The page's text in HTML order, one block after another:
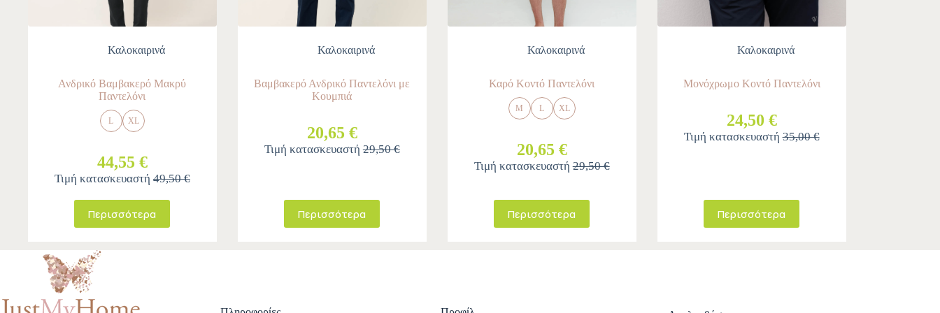
Καλοκαιρινά
Ανδρικό Βαμβακερό Μακρύ
Παντελόνι
L XL
44,55 €
Τιμή κατασκευαστή 49,50 €
Περισσότερα
Καλοκαιρινά
Βαμβακερό Ανδρικό Παντελόνι με
Κουμπιά
20,65 €
Τιμή κατασκευαστή29,50 €
Περισσότερα
Καλοκαιρινά
Καρό Κοντό Παντελόνι
M L XL
20,65 €
Τιμή κατασκευαστή29,50 €
Περισσότερα
Καλοκαιρινά
Μονόχρωμο Κοντό Παντελόνι
24,50 €
Τιμή κατασκευαστή35,00 €
Περισσότερα